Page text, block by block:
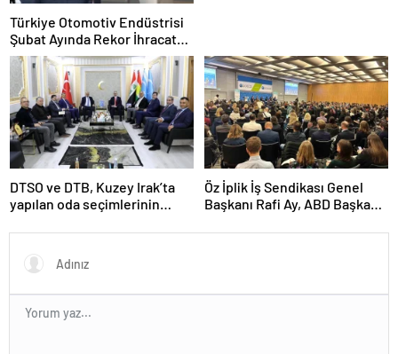
Türkiye Otomotiv Endüstrisi
Şubat Ayında Rekor İhracat
Yaptı
DTSO ve DTB, Kuzey Irak’ta
yapılan oda seçimlerinin
güçlendirmek için ziyaretler
gerçekleştirdi
Öz İplik İş Sendikası Genel
Başkanı Rafi Ay, ABD Başkanı
ile görüştü